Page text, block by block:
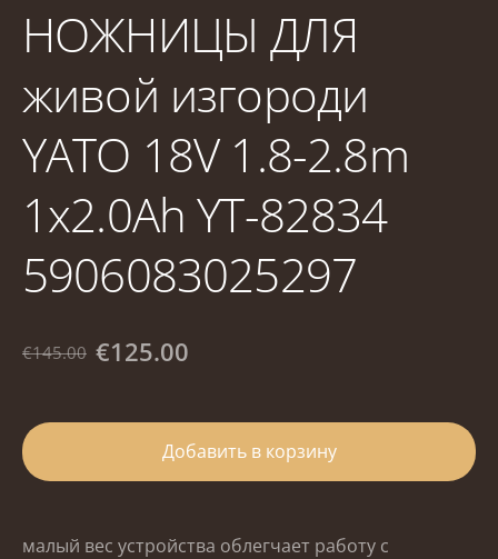
НОЖНИЦЫ ДЛЯ
живой изгороди
YATO 18V 1.8-2.8m
1x2.0Ah YT-82834
5906083025297
€145.00 €125.00
Добавить в корзину
малый вес устройства облегчает работу с